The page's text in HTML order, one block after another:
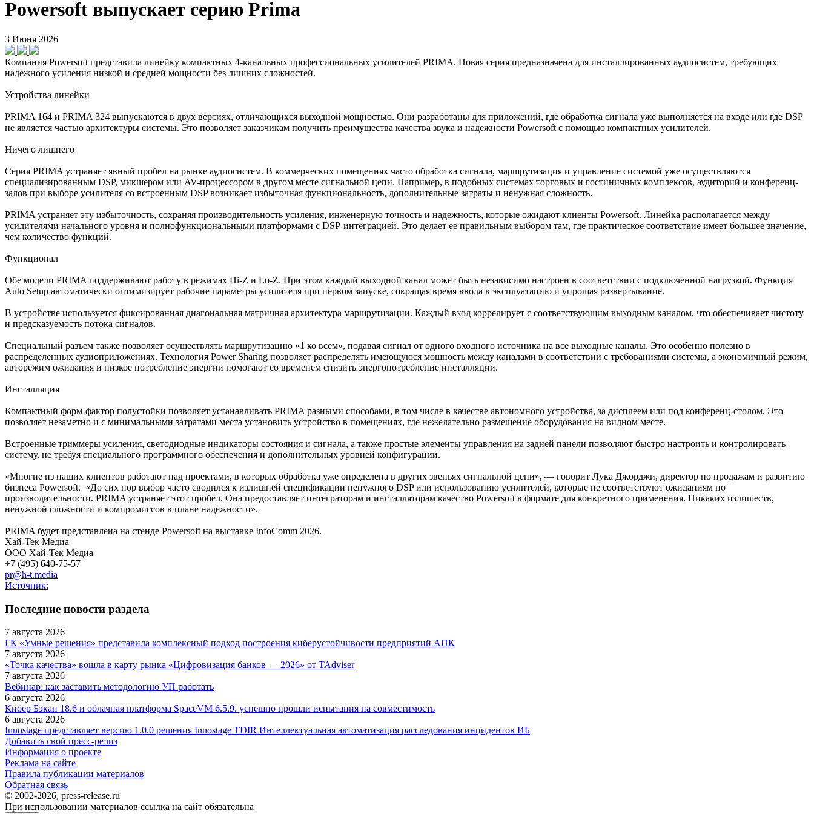
Powersoft выпускает серию Prima
3 Июня 2026
Компания Powersoft представила линейку компактных 4-канальных профессиональных усилителей PRIMA. Новая серия предназначена для инсталлированных аудиосистем, требующих
надежного усиления низкой и средней мощности без лишних сложностей.
Устройства линейки
PRIMA 164 и PRIMA 324 выпускаются в двух версиях, отличающихся выходной мощностью. Они разработаны для приложений, где обработка сигнала уже выполняется на входе или где DSP
не является частью архитектуры системы. Это позволяет заказчикам получить преимущества качества звука и надежности Powersoft с помощью компактных усилителей.
Ничего лишнего
Серия PRIMA устраняет явный пробел на рынке аудиосистем. В коммерческих помещениях часто обработка сигнала, маршрутизация и управление системой уже осуществляются
специализированным DSP, микшером или AV-процессором в другом месте сигнальной цепи. Например, в подобных системах торговых и гостиничных комплексов, аудиторий и конференц-
залов при выборе усилителя со встроенным DSP возникает избыточная функциональность, дополнительные затраты и ненужная сложность.
PRIMA устраняет эту избыточность, сохраняя производительность усиления, инженерную точность и надежность, которые ожидают клиенты Powersoft. Линейка располагается между
усилителями начального уровня и полнофункциональными платформами с DSP-интеграцией. Это делает ее правильным выбором там, где практическое соответствие имеет большее значение,
чем количество функций.
Функционал
Обе модели PRIMA поддерживают работу в режимах Hi-Z и Lo-Z. При этом каждый выходной канал может быть независимо настроен в соответствии с подключенной нагрузкой. Функция
Auto Setup автоматически оптимизирует рабочие параметры усилителя при первом запуске, сокращая время ввода в эксплуатацию и упрощая развертывание.
В устройстве используется фиксированная диагональная матричная архитектура маршрутизации. Каждый вход коррелирует с соответствующим выходным каналом, что обеспечивает чистоту
и предсказуемость потока сигналов.
Специальный разъем также позволяет осуществлять маршрутизацию «1 ко всем», подавая сигнал от одного входного источника на все выходные каналы. Это особенно полезно в
распределенных аудиоприложениях. Технология Power Sharing позволяет распределять имеющуюся мощность между каналами в соответствии с требованиями системы, а экономичный режим,
авторежим ожидания и низкое потребление энергии помогают со временем снизить энергопотребление инсталляции.
Инсталляция
Компактный форм-фактор полустойки позволяет устанавливать PRIMA разными способами, в том числе в качестве автономного устройства, за дисплеем или под конференц-столом. Это
позволяет незаметно и с минимальными затратами места установить устройство в помещениях, где нежелательно размещение оборудования на видном месте.
Встроенные триммеры усиления, светодиодные индикаторы состояния и сигнала, а также простые элементы управления на задней панели позволяют быстро настроить и контролировать
систему, не требуя специального программного обеспечения и дополнительных уровней конфигурации.
«Многие из наших клиентов работают над проектами, в которых обработка уже определена в других звеньях сигнальной цепи», — говорит Лука Джорджи, директор по продажам и развитию
бизнеса Powersoft. «До сих пор выбор часто сводился к излишней спецификации ненужного DSP или использованию усилителей, которые не соответствуют ожиданиям по
производительности. PRIMA устраняет этот пробел. Она предоставляет интеграторам и инсталляторам качество Powersoft в формате для конкретного применения. Никаких излишеств,
ненужной сложности и компромиссов в плане надежности».
PRIMA будет представлена на стенде Powersoft на выставке InfoComm 2026.
Хай-Тек Медиа
ООО Хай-Тек Медиа
+7 (495) 640-75-57
pr@h-t.media
Источник:
Последние новости раздела
7 августа 2026
ГК «Умные решения» представила комплексный подход построения киберустойчивости предприятий АПК
7 августа 2026
«Точка качества» вошла в карту рынка «Цифровизация банков — 2026» от TAdviser
7 августа 2026
Вебинар: как заставить методологию УП работать
6 августа 2026
Кибер Бэкап 18.6 и облачная платформа SpaceVM 6.5.9. успешно прошли испытания на совместимость
6 августа 2026
Innostage представляет версию 1.0.0 решения Innostage TDIR Интеллектуальная автоматизация расследования инцидентов ИБ
Добавить свой пресс-релиз
Информация о проекте
Реклама на сайте
Правила публикации материалов
Обратная связь
© 2002-2026, press-release.ru
При использовании материалов ссылка на сайт обязательна